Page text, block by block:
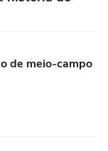
de meio-campo